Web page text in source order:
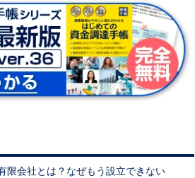
限会社とは？なぜもう設立できない